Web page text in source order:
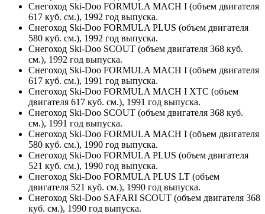
Снегоход Ski-Doo FORMULA MACH I (объем двигателя
617 куб. см.), 1992 год выпуска.
Снегоход Ski-Doo FORMULA PLUS (объем двигателя
580 куб. см.), 1992 год выпуска.
Снегоход Ski-Doo SCOUT (объем двигателя 368 куб.
см.), 1992 год выпуска.
Снегоход Ski-Doo FORMULA MACH I (объем двигателя
617 куб. см.), 1991 год выпуска.
Снегоход Ski-Doo FORMULA MACH I XTC (объем
двигателя 617 куб. см.), 1991 год выпуска.
Снегоход Ski-Doo SCOUT (объем двигателя 368 куб.
см.), 1991 год выпуска.
Снегоход Ski-Doo FORMULA MACH I (объем двигателя
580 куб. см.), 1990 год выпуска.
Снегоход Ski-Doo FORMULA PLUS (объем двигателя
521 куб. см.), 1990 год выпуска.
Снегоход Ski-Doo FORMULA PLUS LT (объем
двигателя 521 куб. см.), 1990 год выпуска.
Снегоход Ski-Doo SAFARI SCOUT (объем двигателя 368
куб. см.), 1990 год выпуска.